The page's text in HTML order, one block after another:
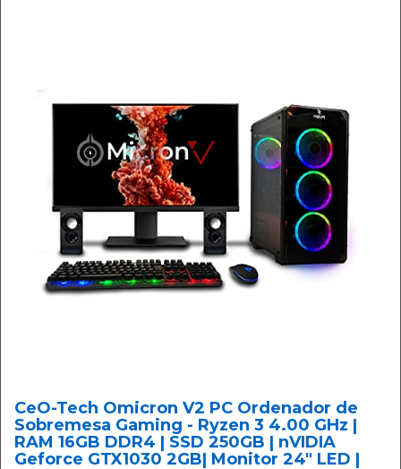
CeO-Tech Omicron V2 PC Ordenador de
Sobremesa Gaming - Ryzen 3 4.00 GHz |
RAM 16GB DDR4 | SSD 250GB | nVIDIA
Geforce GTX1030 2GB| Monitor 24" LED |